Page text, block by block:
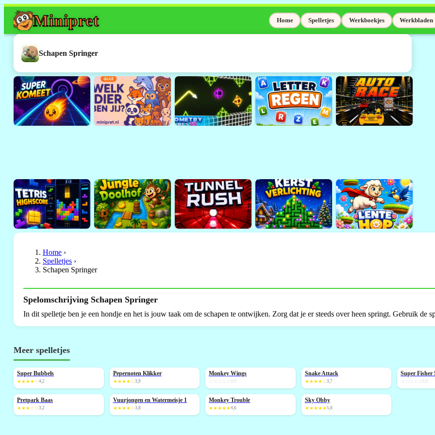
Minipret Home Spelletjes Werkboekjes Werkbladen
Dit spel werkt helaas niet meer
Schapen Springer
Home ›
Spelletjes ›
Schapen Springer
Spelomschrijving Schapen Springer
In dit spelletje ben je een hondje en het is jouw taak om de schapen te ontwijken. Zorg dat je er steeds over heen springt. Gebruik de
Meer spelletjes
Super Bubbels
★★★★☆4,2
NIEUW
Pepernoten Klikker
★★★★☆3,9
NIEUW
Monkey Wings
☆☆☆☆☆0,0
NIEUW
Snake Attack
★★★★☆3,7
NIEUW
Super Fisher
☆☆☆☆☆0,0
NIEUW
Pretpark Baas
★★★☆☆3,2
Vuurjongen en Watermeisje 1
★★★★☆3,8
NIEUW
Monkey Trouble
★★★★★4,6
NIEUW
Sky Obby
★★★★★5,0